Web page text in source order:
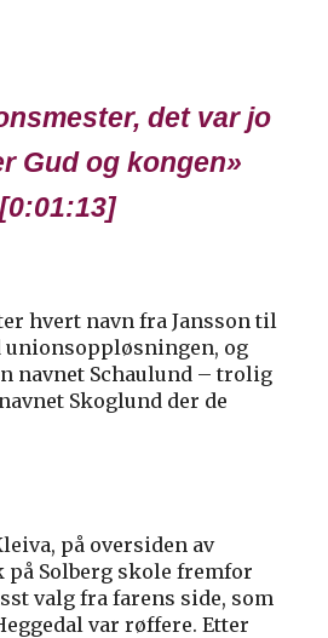
det var jo
Gud og kongen»
[0:01:13]
hvert navn fra Jansson til
unionsoppløsningen, og
navnet Schaulund – trolig
Skoglund der de
på oversiden av
på Solberg skole fremfor
valg fra farens side, som
var røffere. Etter